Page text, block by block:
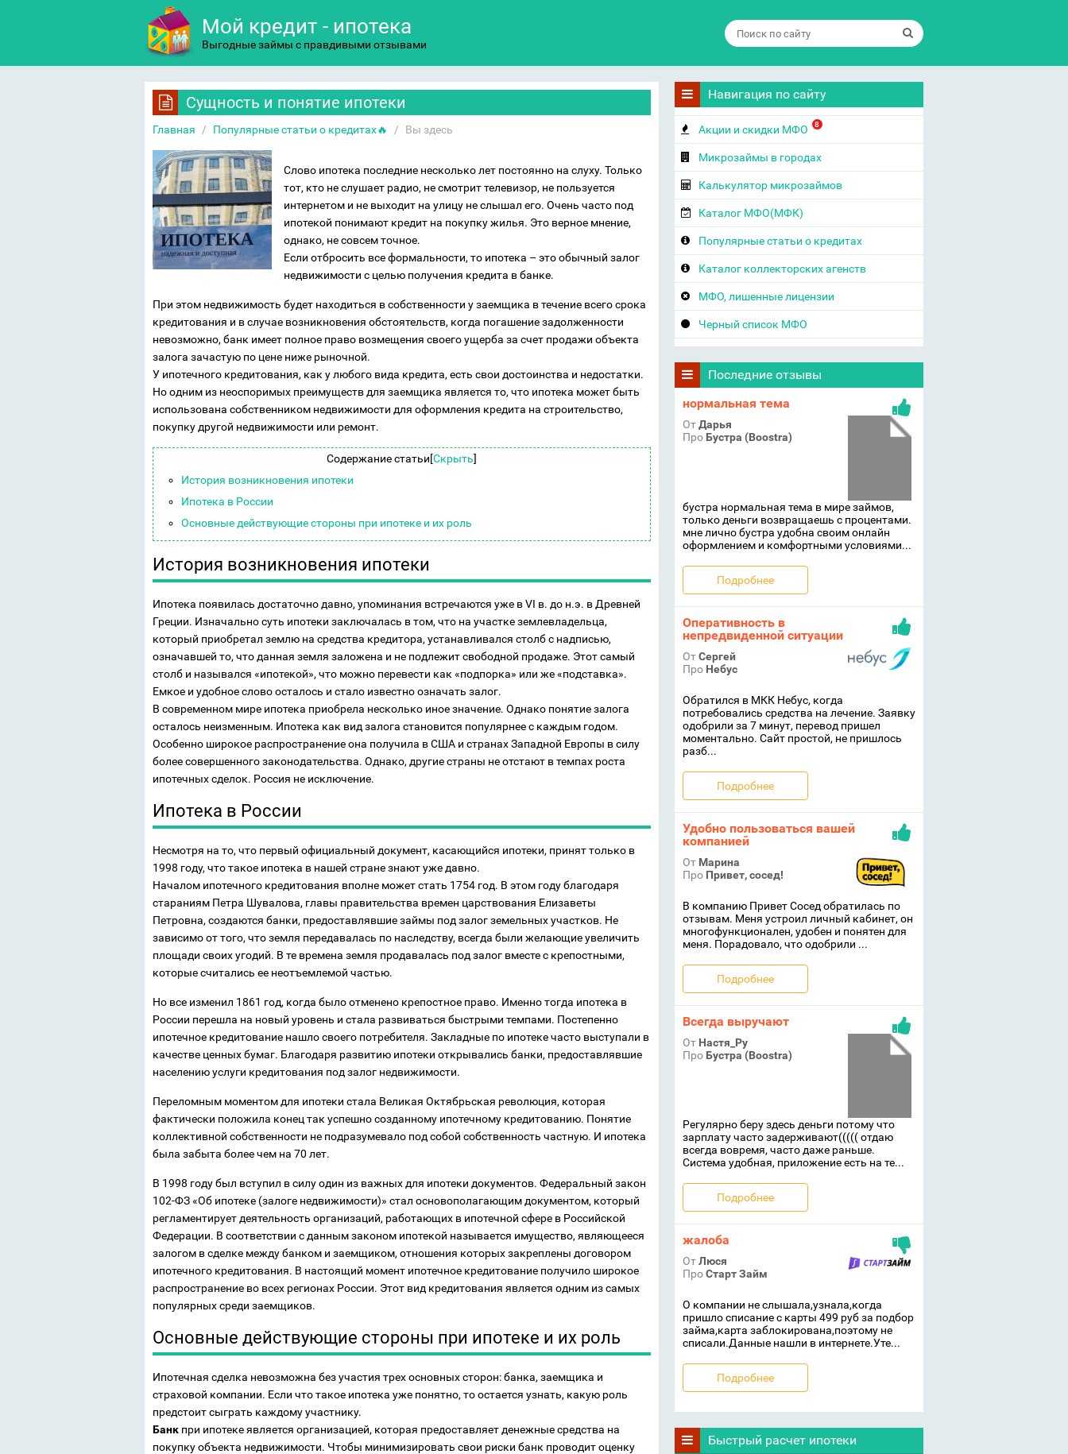
Мой кредит - ипотека
Выгодные займы с правдивыми отзывами
Сущность и понятие ипотеки
Главная / Популярные статьи о кредитах🔥 / Вы здесь
Слово ипотека последние несколько лет постоянно на слуху. Только
тот, кто не слушает радио, не смотрит телевизор, не пользуется
интернетом и не выходит на улицу не слышал его. Очень часто под
ипотекой понимают кредит на покупку жилья. Это верное мнение,
однако, не совсем точное.
Если отбросить все формальности, то ипотека – это обычный залог
недвижимости с целью получения кредита в банке.
При этом недвижимость будет находиться в собственности у заемщика в течение всего срока
кредитования и в случае возникновения обстоятельств, когда погашение задолженности
невозможно, банк имеет полное право возмещения своего ущерба за счет продажи объекта
залога зачастую по цене ниже рыночной.
У ипотечного кредитования, как у любого вида кредита, есть свои достоинства и недостатки.
Но одним из неоспоримых преимуществ для заемщика является то, что ипотека может быть
использована собственником недвижимости для оформления кредита на строительство,
покупку другой недвижимости или ремонт.
Содержание статьи[Скрыть]
История возникновения ипотеки
Ипотека в России
Основные действующие стороны при ипотеке и их роль
История возникновения ипотеки
Ипотека появилась достаточно давно, упоминания встречаются уже в VI в. до н.э. в Древней
Греции. Изначально суть ипотеки заключалась в том, что на участке землевладельца,
который приобретал землю на средства кредитора, устанавливался столб с надписью,
означавшей то, что данная земля заложена и не подлежит свободной продаже. Этот самый
столб и назывался «ипотекой», что можно перевести как «подпорка» или же «подставка».
Емкое и удобное слово осталось и стало известно означать залог.
В современном мире ипотека приобрела несколько иное значение. Однако понятие залога
осталось неизменным. Ипотека как вид залога становится популярнее с каждым годом.
Особенно широкое распространение она получила в США и странах Западной Европы в силу
более совершенного законодательства. Однако, другие страны не отстают в темпах роста
ипотечных сделок. Россия не исключение.
Ипотека в России
Несмотря на то, что первый официальный документ, касающийся ипотеки, принят только в
1998 году, что такое ипотека в нашей стране знают уже давно.
Началом ипотечного кредитования вполне может стать 1754 год. В этом году благодаря
стараниям Петра Шувалова, главы правительства времен царствования Елизаветы
Петровна, создаются банки, предоставлявшие займы под залог земельных участков. Не
зависимо от того, что земля передавалась по наследству, всегда были желающие увеличить
площади своих угодий. В те времена земля продавалась под залог вместе с крепостными,
которые считались ее неотъемлемой частью.
Но все изменил 1861 год, когда было отменено крепостное право. Именно тогда ипотека в
России перешла на новый уровень и стала развиваться быстрыми темпами. Постепенно
ипотечное кредитование нашло своего потребителя. Закладные по ипотеке часто выступали в
качестве ценных бумаг. Благодаря развитию ипотеки открывались банки, предоставлявшие
населению услуги кредитования под залог недвижимости.
Переломным моментом для ипотеки стала Великая Октябрьская революция, которая
фактически положила конец так успешно созданному ипотечному кредитованию. Понятие
коллективной собственности не подразумевало под собой собственность частную. И ипотека
была забыта более чем на 70 лет.
В 1998 году был вступил в силу один из важных для ипотеки документов. Федеральный закон
102-ФЗ «Об ипотеке (залоге недвижимости)» стал основополагающим документом, который
регламентирует деятельность организаций, работающих в ипотечной сфере в Российской
Федерации. В соответствии с данным законом ипотекой называется имущество, являющееся
залогом в сделке между банком и заемщиком, отношения которых закреплены договором
ипотечного кредитования. В настоящий момент ипотечное кредитование получило широкое
распространение во всех регионах России. Этот вид кредитования является одним из самых
популярных среди заемщиков.
Основные действующие стороны при ипотеке и их роль
Ипотечная сделка невозможна без участия трех основных сторон: банка, заемщика и
страховой компании. Если что такое ипотека уже понятно, то остается узнать, какую роль
предстоит сыграть каждому участнику.
Банк при ипотеке является организацией, которая предоставляет денежные средства на
покупку объекта недвижимости. Чтобы минимизировать свои риски банк проводит оценку
Навигация по сайту
Акции и скидки МФО 8
Микрозаймы в городах
Калькулятор микрозаймов
Каталог МФО(МФК)
Популярные статьи о кредитах
Каталог коллекторских агенств
МФО, лишенные лицензии
Черный список МФО
Последние отзывы
нормальная тема
ОтДарья
Про Бустра (Boostra)
бустра нормальная тема в мире займов,
только деньги возвращаешь с процентами.
мне лично бустра удобна своим онлайн
оформлением и комфортными условиями...
Подробнее
Оперативность в
непредвиденной ситуации
ОтСергей
Про Небус
Обратился в МКК Небус, когда
потребовались средства на лечение. Заявку
одобрили за 7 минут, перевод пришел
моментально. Сайт простой, не пришлось
разб...
Подробнее
Удобно пользоваться вашей
компанией
От Марина
Про Привет, сосед!
В компанию Привет Сосед обратилась по
отзывам. Меня устроил личный кабинет, он
многофункционален, удобен и понятен для
меня. Порадовало, что одобрили ...
Подробнее
Всегда выручают
От Настя_Ру
Про Бустра (Boostra)
Регулярно беру здесь деньги потому что
зарплату часто задерживают((((( отдаю
всегда вовремя, часто даже раньше.
Система удобная, приложение есть на те...
Подробнее
жалоба
ОтЛюся
ПроСтарт Займ
О компании не слышала,узнала,когда
пришло списание с карты 499 руб за подбор
займа,карта заблокирована,поэтому не
списали.Данные нашли в интернете.Уте...
Подробнее
Быстрый расчет ипотеки